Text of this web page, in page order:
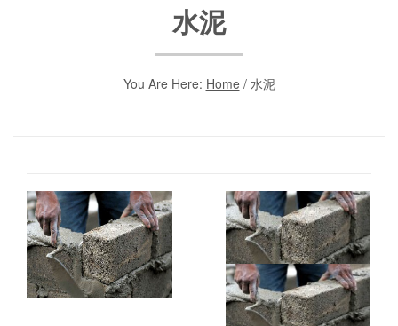
水泥
You Are Here: Home/ 水泥